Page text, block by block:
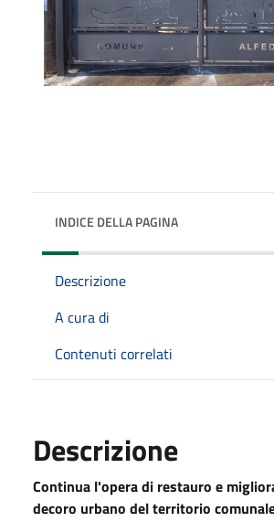
INDICE DELLA PAGINA
Descrizione
A cura di
Contenuti correlati
Descrizione
Continua l'opera di restauro e
decoro urbano del territorio